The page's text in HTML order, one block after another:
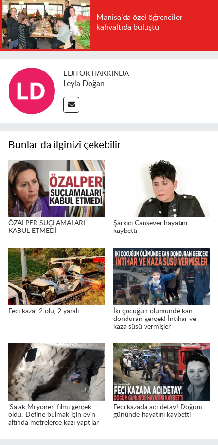
Manisa'da özel öğrenciler
kahvaltıda buluştu
EDITÖR HAKKINDA
Leyla Doğan
Bunlar da ilginizi çekebilir
ÖZALPER SUÇLAMALARI
KABUL ETMEDİ
Şarkıcı Cansever hayatını
kaybetti
Feci kaza: 2 ölü, 2 yaralı
İki çocuğun ölümünde kan
donduran gerçek! İntihar ve
kaza süsü vermişler
’Salak Milyoner’ filmi gerçek
oldu: Define bulmak için evin
altında metrelerce kazı yaptılar
Feci kazada acı detay! Doğum
gününde hayatını kaybetti